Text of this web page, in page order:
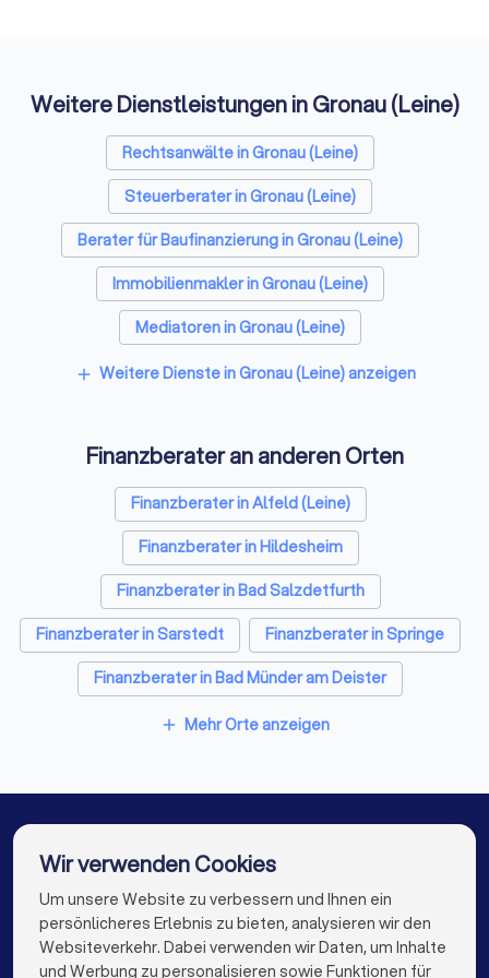
professionellen und unabhängigen Finanzberatung zu
Finanzfragen mit wenigen Klicks und wählen Sie den besten
Finanzberater in Gronau (Leine).
Weitere Dienstleistungen in Gronau (Leine)
Rechtsanwälte in Gronau (Leine)
Steuerberater in Gronau (Leine)
Berater für Baufinanzierung in Gronau (Leine)
Immobilienmakler in Gronau (Leine)
Mediatoren in Gronau (Leine)
Energieberater in Gronau (Leine)
add Weitere Dienste in Gronau (Leine) anzeigen
Finanzberater an anderen Orten
Finanzberater in Alfeld (Leine)
Finanzberater in Hildesheim
Finanzberater in Bad Salzdetfurth
Finanzberater in Sarstedt
Finanzberater in Springe
Finanzberater in Bad Münder am Deister
Finanzberater in Wennigsen
Finanzberater in Emmerthal
Finanzberater in Hamburg
Finanzberater in München
Finanzberater in Köln
add Mehr Orte anzeigen
Die besten Finanzberater für Sie
info@trustlocal.de
Wir verwenden Cookies
Um unsere Website zu verbessern und Ihnen ein
persönlicheres Erlebnis zu bieten, analysieren wir den
Websiteverkehr. Dabei verwenden wir Daten, um Inhalte
und Werbung zu personalisieren sowie Funktionen für